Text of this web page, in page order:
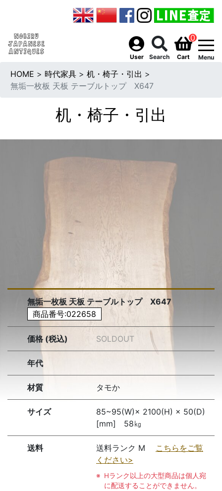
User Search
0
Cart Menu
HOME > 時代家具 > 机・椅子・引出 >
無垢一枚板 天板 テーブルトップ X647
机・椅子・引出
無垢一枚板 天板 テーブルトップ X647
商品番号:022658
価格 (税込) SOLDOUT
年代
材質 タモか
サイズ
85~95(W)× 2100(H) × 50(D)
[mm] 58㎏
送料 送料ランク M こちらをご覧
ください>
Hランク以上の大型商品は個人宛
に配送することができません。